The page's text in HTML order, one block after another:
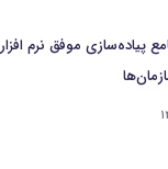
پیاده‌سازی موفق نرم افزار